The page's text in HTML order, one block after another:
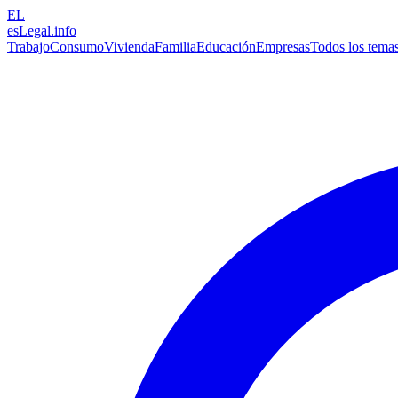
EL
esLegal.info
TrabajoConsumoViviendaFamiliaEducaciónEmpresasTodos los